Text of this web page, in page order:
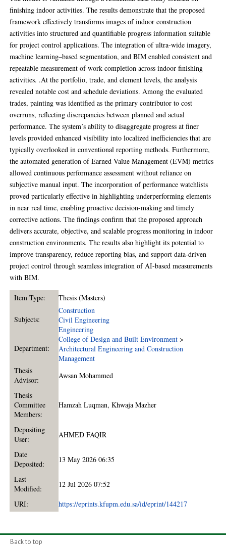
finishing indoor activities. The results demonstrate that the proposed
framework effectively transforms images of indoor construction
activities into structured and quantifiable progress information suitable
for project control applications. The integration of ultra-wide imagery,
machine learning–based segmentation, and BIM enabled consistent and
repeatable measurement of work completion across indoor finishing
activities. .At the portfolio, trade, and element levels, the analysis
revealed notable cost and schedule deviations. Among the evaluated
trades, painting was identified as the primary contributor to cost
overruns, reflecting discrepancies between planned and actual
performance. The system’s ability to disaggregate progress at finer
levels provided enhanced visibility into localized inefficiencies that are
typically overlooked in conventional reporting methods. Furthermore,
the automated generation of Earned Value Management (EVM) metrics
allowed continuous performance assessment without reliance on
subjective manual input. The incorporation of performance watchlists
proved particularly effective in highlighting underperforming elements
in near real time, enabling proactive decision-making and timely
corrective actions. The findings confirm that the proposed approach
delivers accurate, objective, and scalable progress monitoring in indoor
construction environments. The results also highlight its potential to
improve transparency, reduce reporting bias, and support data-driven
project control through seamless integration of AI-based measurements
with BIM.
Item Type: Thesis (Masters)
Subjects:
Construction
Civil Engineering
Engineering
Department:
College of Design and Built Environment >
Architectural Engineering and Construction
Management
Thesis
Advisor:
Awsan Mohammed
Thesis
Committee
Members:
Hamzah Luqman,Khwaja Mazher
Depositing
User:
AHMED FAQIR
Date
Deposited:
13 May 2026 06:35
Last
Modified:
12 Jul 2026 07:52
URI: https://eprints.kfupm.edu.sa/id/eprint/144217
Back to top